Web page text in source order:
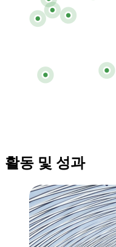
활동 및 성과